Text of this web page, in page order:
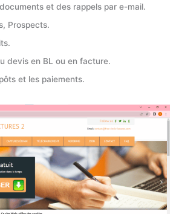
et des rappels par e-mail.
Prospects.
devis en BL ou en facture.
et les paiements.